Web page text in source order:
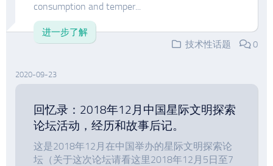
consumption and temper...
进一步了解
技术性话题
0
2020-09-23
回忆录：2018年12月中国星际文明探索
论坛活动，经历和故事后记。
这是2018年12月在中国举办的星际文明探索论
坛（关于这次论坛请看这里2018年12月5日至7